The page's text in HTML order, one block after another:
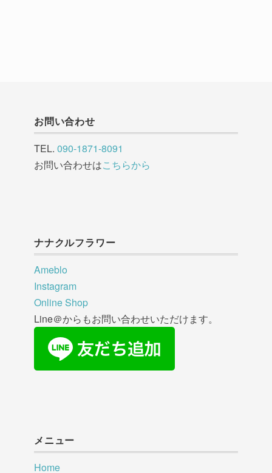
お問い合わせ
TEL. 090-1871-8091
お問い合わせはこちらから
ナナクルフラワー
Ameblo
Instagram
Online Shop
Line＠からもお問い合わせいただけます。
メニュー
Home